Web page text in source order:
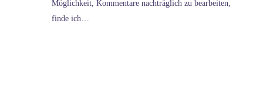
Möglichkeit, Kommentare nachträglich zu bearbeiten,
finde ich…